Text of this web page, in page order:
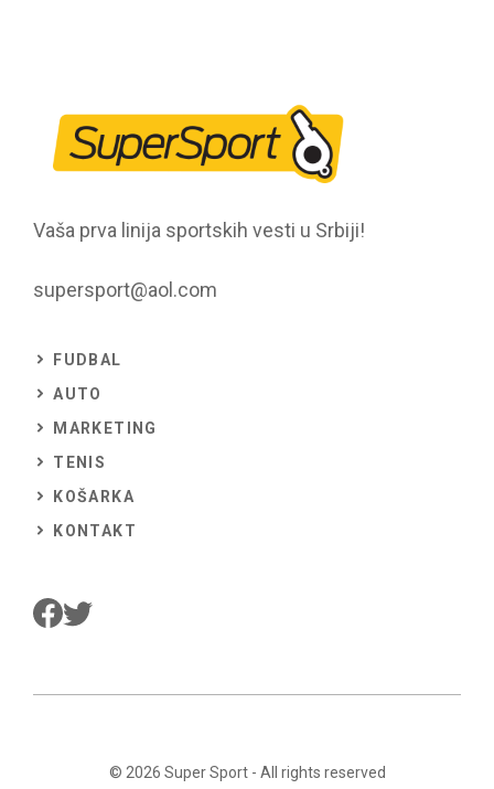
Vaša prva linija sportskih vesti u Srbiji!
supersport@aol.com
FUDBAL
AUTO
MARKETING
TENIS
KOŠARKA
KONTAKT
© 2026 Super Sport- All rights reserved